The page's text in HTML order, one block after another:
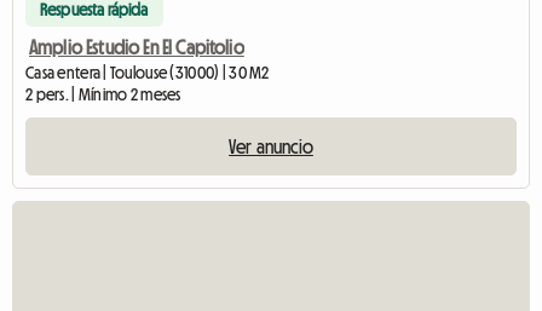
Respuesta rápida
Amplio Estudio En El Capitolio
Casa entera | Toulouse (31000) | 30 M2
2 pers. | Mínimo 2 meses
Ver anuncio